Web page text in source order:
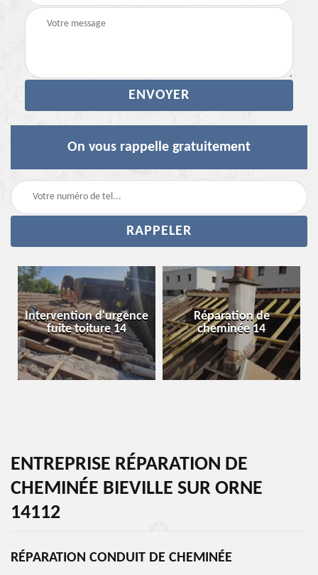
On vous rappelle gratuitement
Intervention d'urgence
fuite toiture 14
Réparation de
cheminée 14
ENTREPRISE RÉPARATION DE
CHEMINÉE BIEVILLE SUR ORNE
14112
RÉPARATION CONDUIT DE CHEMINÉE